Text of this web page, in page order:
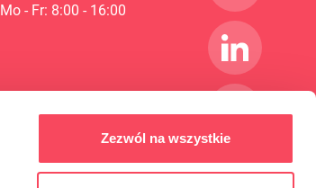
Zezwól na wszystkie
Mo - Fr: 8:00 - 16:00